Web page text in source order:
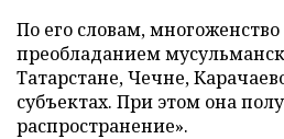
По его словам, многоженство
преобладанием
Татарстане, Чечне,
субъектах. При этом она
распространение».